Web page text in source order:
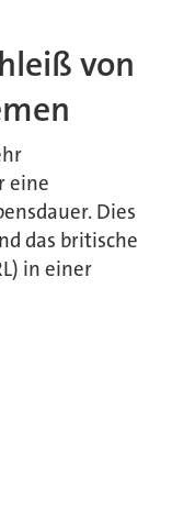
von
eine
Dies
das britische
in einer